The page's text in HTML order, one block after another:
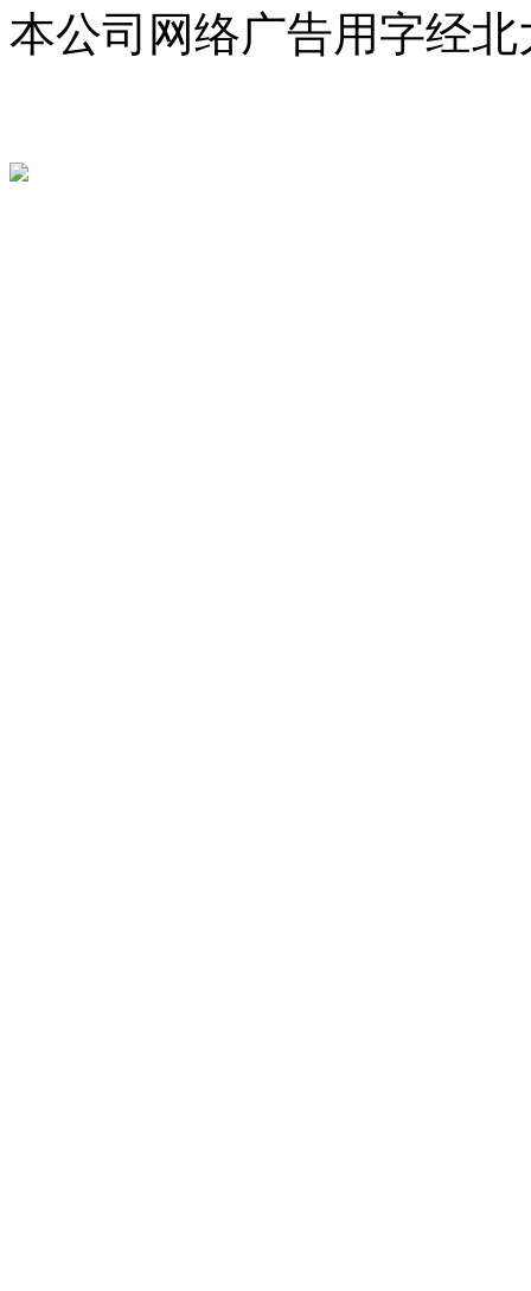
本公司网络广告用字经